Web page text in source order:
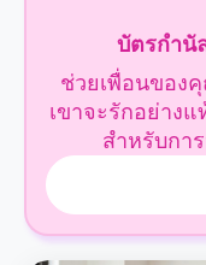
บัตรกำนั
ช่วยเพื่อนของ
เขาจะรักอย่าง
สำหรับกา